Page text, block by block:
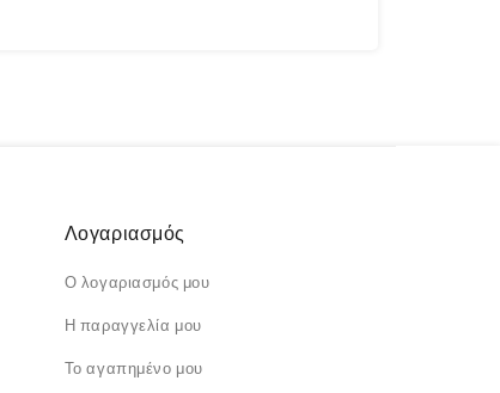
Λογαριασμός
Ο λογαριασμός μου
Η παραγγελία μου
Το αγαπημένο μου